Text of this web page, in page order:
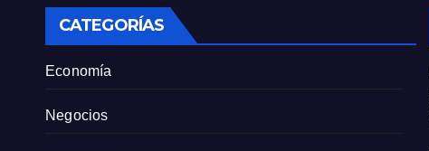
CATEGORÍAS
Economía
Negocios